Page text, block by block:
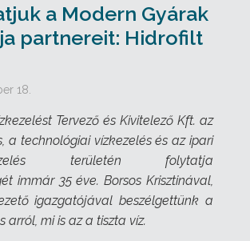
a Modern Gyárak
partnereit: Hidrofilt
18.
Tervező és Kivitelező Kft. az
a technológiai vízkezelés és az ipari
területén folytatja
immár 35 éve. Borsos Krisztinával,
igazgatójával beszélgettünk a
arról, mi is az a tiszta víz.